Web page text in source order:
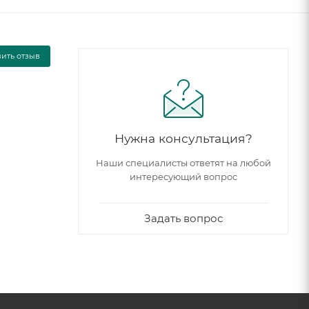
отзыв
Нужна консультация?
Наши специалисты ответят на любой
интересующий вопрос
Задать вопрос